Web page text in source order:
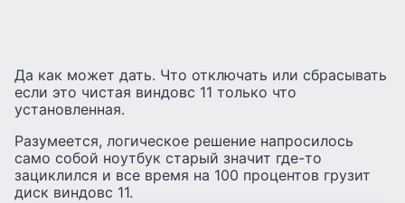
Да как может дать. Что отключать или сбрасывать
если это чистая виндовс 11 только что
установленная.
Разумеется, логическое решение напросилось
само собой ноутбук старый значит где-то
зациклился и все время на 100 процентов грузит
диск виндовс 11.